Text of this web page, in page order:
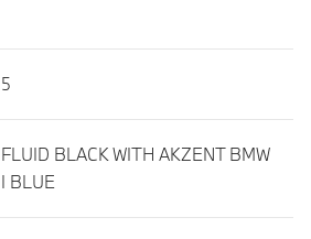
5
FLUID BLACK WITH AKZENT BMW
I BLUE